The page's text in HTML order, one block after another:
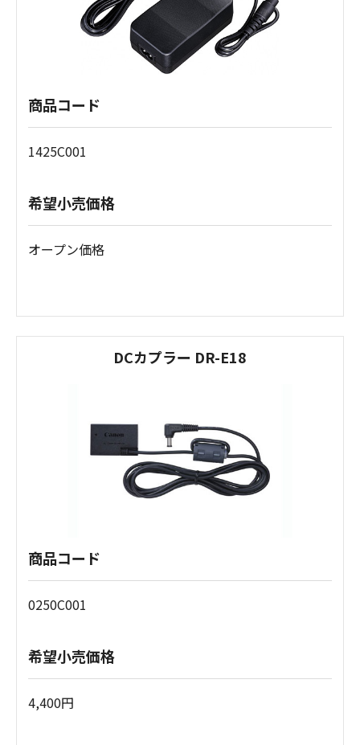
商品コード
1425C001
希望小売価格
オープン価格
DCカプラー DR-E18
商品コード
0250C001
希望小売価格
4,400円